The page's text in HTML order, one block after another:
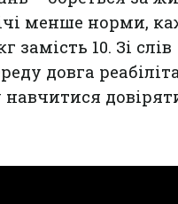
менше норми,
замість 10. Зі слів
довга